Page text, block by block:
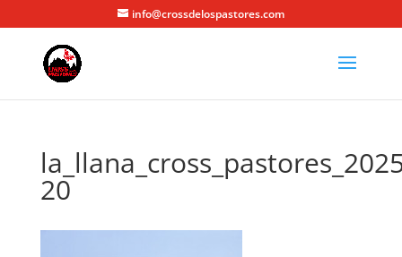
info@crossdelospastores.com
20